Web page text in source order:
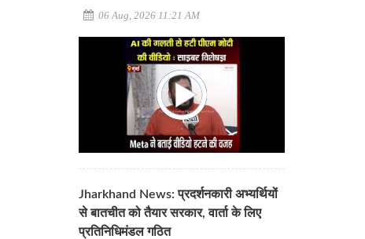
06 Aug, 2026 11:21 AM
Jharkhand News: प्रदर्शनकारी अभ्यर्थियों
से बातचीत को तैयार सरकार, वार्ता के लिए
प्रतिनिधिमंडल गठित